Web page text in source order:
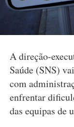
A direção-
Saúde (SNS)
com
enfrentar
das equipas de